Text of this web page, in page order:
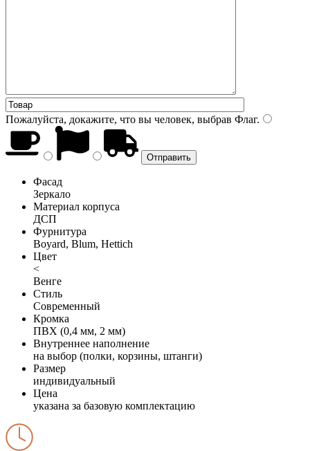
Пожалуйста, докажите, что вы человек, выбрав Флаг.
Фасад
Зеркало
Материал корпуса
ДСП
Фурнитура
Boyard, Blum, Hettich
Цвет
<
Венге
Стиль
Современный
Кромка
ПВХ (0,4 мм, 2 мм)
Внутреннее наполнение
на выбор (полки, корзины, штанги)
Размер
индивидуальный
Цена
указана за базовую комплектацию